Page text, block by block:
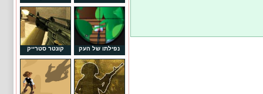
נפילתו של העק קונטר סטרייק